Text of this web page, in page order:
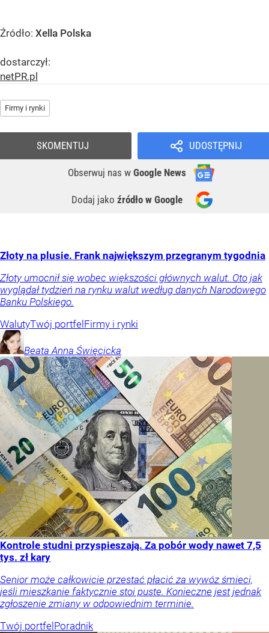
Źródło: Xella Polska
dostarczył:
netPR.pl
Firmy i rynki
UDOSTĘPNIJ
Obserwuj nas w Google News
Dodaj jako źródło w Google
SKOMENTUJ
Złoty na plusie. Frank największym przegranym tygodnia
Złoty umocnił się wobec większości głównych walut. Oto jak
wyglądał tydzień na rynku walut według danych Narodowego
Banku Polskiego.
WalutyTwój portfel Firmy i rynki
Beata Anna Święcicka
Kontrole studni przyspieszają. Za pobór wody nawet 7,5
tys. zł kary
Senior może całkowicie przestać płacić za wywóz śmieci,
jeśli mieszkanie faktycznie stoi puste. Konieczne jest jednak
zgłoszenie zmiany w odpowiednim terminie.
Twój portfel Poradnik